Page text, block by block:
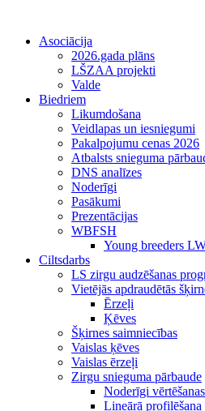
Asociācija
2026.gada plāns
LŠZAA projekti
Valde
Biedriem
Likumdošana
Veidlapas un iesniegumi
Pakalpojumu cenas 2026
Atbalsts snieguma
DNS analīzes
Noderīgi
Pasākumi
Prezentācijas
WBFSH
Young breeders
Ciltsdarbs
LS zirgu audzēšanas
Vietējās apdraudētās
Ērzeļi
Ķēves
Šķirnes saimniecības
Vaislas ķēves
Vaislas ērzeļi
Zirgu snieguma pārbaude
Noderīgi
Lineārā profilēšana